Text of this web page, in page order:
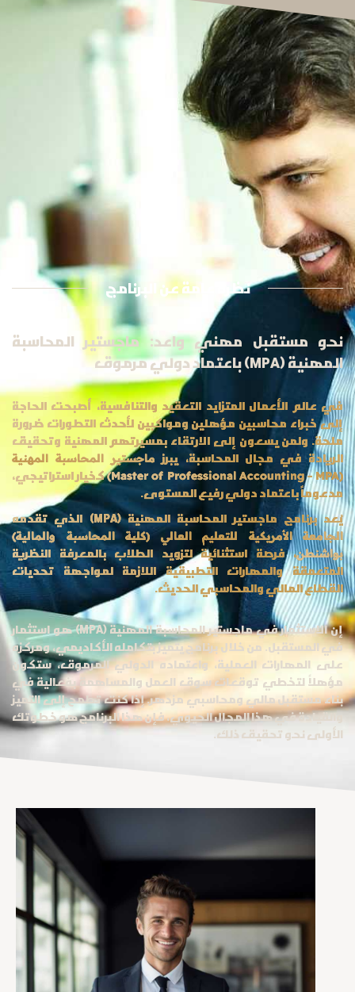
نظرة عامة عن البرنامج
نحو مستقبل مهني واعد: ماجستير المحاسبة
المهنية (MPA) باعتماد دولي مرموق
في عالم الأعمال المتزايد التعقيد والتنافسية، أصبحت الحاجة
إلى خبراء محاسبين مؤهلين ومواكبين لأحدث التطورات ضرورة
ملحة. ولمن يسعون إلى الارتقاء بمسيرتهم المهنية وتحقيق
الريادة في مجال المحاسبة، يبرز ماجستير المحاسبة المهنية
(Master of Professional Accounting - MPA)
كخيار استراتيجي،
مدعوماً باعتماد دولي رفيع المستوى.
يُعد برنامج ماجستير المحاسبة المهنية (MPA) الذي تقدمه
الجامعة الأمريكية للتعليم العالي (كلية المحاسبة والمالية)
بواشنطن، فرصة استثنائية لتزويد الطلاب بالمعرفة النظرية
المتعمقة والمهارات التطبيقية اللازمة لمواجهة تحديات
القطاع المالي والمحاسبي الحديث.
إن الاستثمار في ماجستير المحاسبة المهنية (MPA) هو استثمار
في المستقبل. من خلال برنامج يتميز بتكامله الأكاديمي، ومركزه
على المهارات العملية، واعتماده الدولي المرموق، ستكون
مؤهلاً لتخطي توقعات سوق العمل والمساهمة بفعالية في
بناء مستقبل مالي ومحاسبي مزدهر. إذا كنت تطمح إلى التميز
والقيادة في هذا المجال الحيوي، فإن هذا البرنامج هو خطوتك
الأولى نحو تحقيق ذلك.